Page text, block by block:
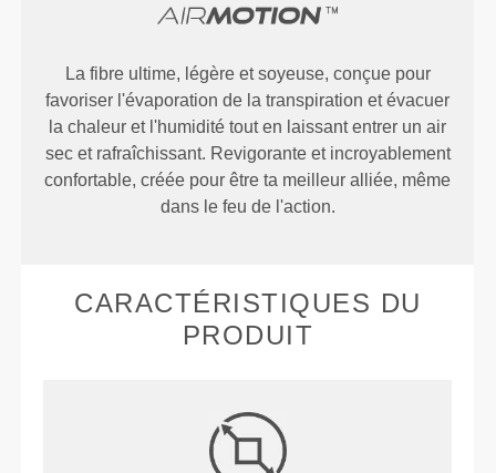
La fibre ultime, légère et soyeuse, conçue pour
favoriser l'évaporation de la transpiration et évacuer
la chaleur et l'humidité tout en laissant entrer un air
sec et rafraîchissant. Revigorante et incroyablement
confortable, créée pour être ta meilleur alliée, même
dans le feu de l'action.
CARACTÉRISTIQUES DU
PRODUIT